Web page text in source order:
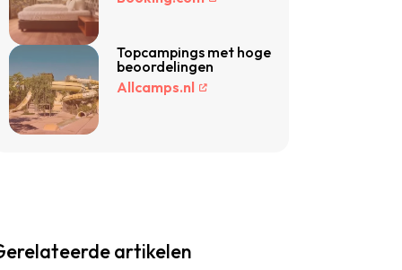
Topcampings met hoge
beoordelingen
Allcamps.nl
artikelen